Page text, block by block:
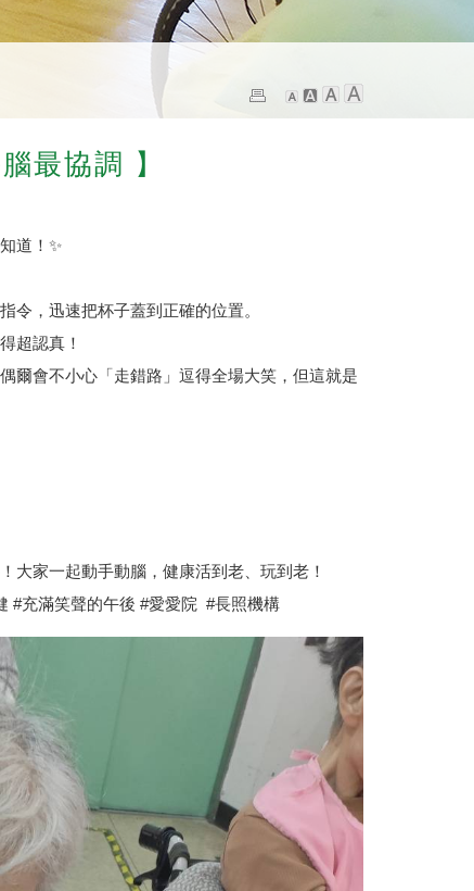
最協調 】
道！✨
令，迅速把杯子蓋到正確的位置。
超認真！
爾會不小心「走錯路」逗得全場大笑，但這就是
大家一起動手動腦，健康活到老、玩到老！
#充滿笑聲的午後 #愛愛院 #長照機構